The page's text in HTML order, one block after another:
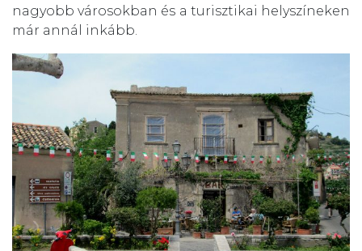
nagyobb városokban és a turisztikai helyszíneken
már annál inkább.